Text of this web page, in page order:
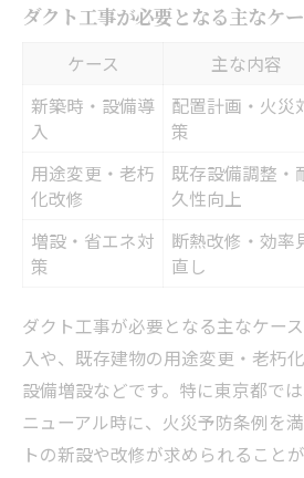
ダクト工事が必要となる主なケ
ケース 主な内容
新築時・設備導
入
配置計画・火災
策
用途変更・老朽
化改修
既存設備調整・
久性向上
増設・省エネ対
策
断熱改修・効率
直し
ダクト工事が必要となる主なケー
入や、既存建物の用途変更・老朽
設備増設などです。特に東京都で
ニューアル時に、火災予防条例を
トの新設や改修が求められること